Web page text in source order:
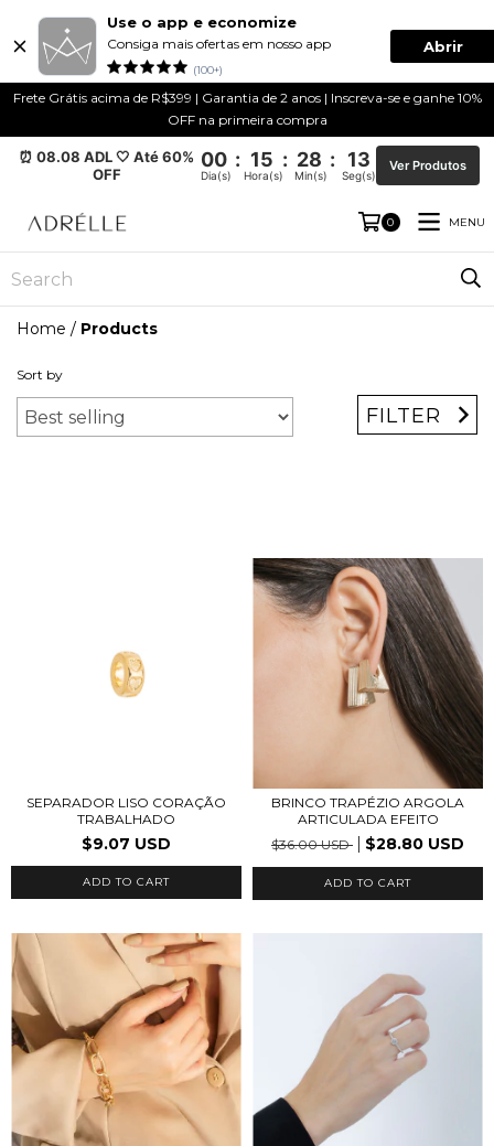
Use o app e economize
Consiga mais ofertas em nosso app
(100+)
Abrir
Frete Grátis acima de R$399 | Garantia de 2 anos | Inscreva-se e ganhe 10%
OFF na primeira compra
⏰ 08.08 ADL 🤍 Até 60%
OFF
00 : 15 : 28 : 12
Dia(s) Hora(s) Min(s) Seg(s)
Ver Produtos
0 MENU
Home / Products
Sort by
FILTER
SEPARADOR LISO CORAÇÃO
TRABALHADO
$9.07 USD
ADD TO CART
BRINCO TRAPÉZIO ARGOLA
ARTICULADA EFEITO
$36.00 USD
$28.80 USD
ADD TO CART